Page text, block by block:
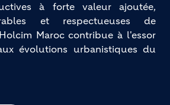
à forte valeur ajoutée,
et respectueuses de
Maroc contribue à l'essor
évolutions urbanistiques du